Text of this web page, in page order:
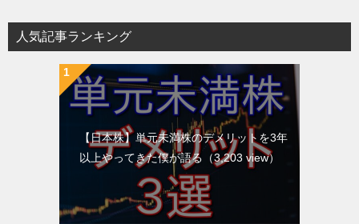
人気記事ランキング
【日本株】単元未満株のデメリットを3年
以上やってきた僕が語る （3,203 view）